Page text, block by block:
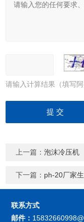
请输入计算结果（填写
上一篇：泡沫冷压机
下一篇： ph-20厂家
联系方式
邮件：